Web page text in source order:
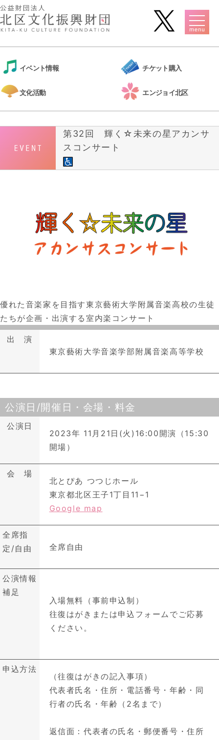
イベント情報 チケット購入
文化活動 エンジョイ北区
第32回 輝く☆未来の星アカンサ
スコンサート
優れた音楽家を目指す東京藝術大学附属音楽高校の生徒
たちが企画・出演する室内楽コンサート
出 演
東京藝術大学音楽学部附属音楽高等学校
公演日/開催日・会場・料金
公演日
2023年 11月21日(火)16:00開演（15:30
開場）
会 場
北とぴあ つつじホール
東京都北区王子1丁目11−1
Google map
全席指
定/自由
全席自由
公演情報
補足
入場無料（事前申込制）
往復はがきまたは申込フォームでご応募
ください。
申込方法
（往復はがきの記入事項）
代表者氏名・住所・電話番号・年齢・同
行者の氏名・年齢（2名まで）
返信面：代表者の氏名・郵便番号・住所